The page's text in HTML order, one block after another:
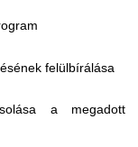
felülbírálása
a megadott